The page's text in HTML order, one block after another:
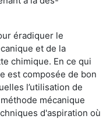
éradiquer le
et de la
chimique. En ce qui
est composée de bon
l’utilisation de
mécanique
d'aspiration où